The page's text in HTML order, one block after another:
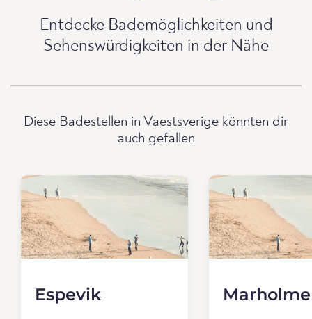
Entdecke Bademöglichkeiten und
Sehenswürdigkeiten in der Nähe
Diese Badestellen in Vaestsverige könnten dir
auch gefallen
Espevik